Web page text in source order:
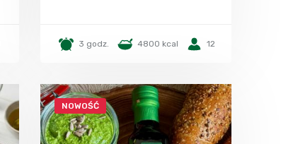
3 godz. 4800 kcal 12
NOWOŚĆ